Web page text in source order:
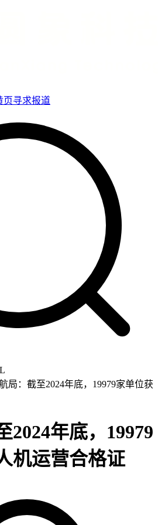
页寻求报道
局：截至2024年底，19979家单位获
2024年底，19979
机运营合格证